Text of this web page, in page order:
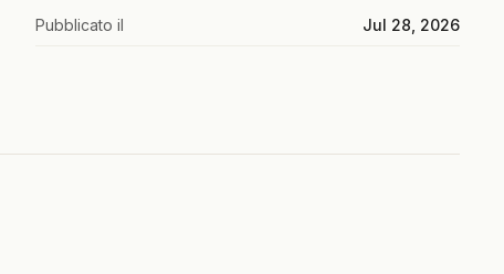
Pubblicato il Jul 28, 2026